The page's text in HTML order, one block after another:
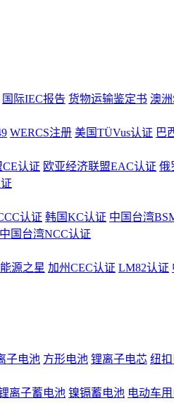
国际IEC报告 货物运输鉴定书 澳
WERCS注册 美国TÜVus认证 巴
CE认证 欧亚经济联盟EAC认证 俄
认证 韩国KC认证 中国台湾
中国台湾NCC认证
能源之星 加州CEC认证 LM82认证
子电池 方形电池 锂离子电芯 纽
离子蓄电池 镍镉蓄电池 电动车